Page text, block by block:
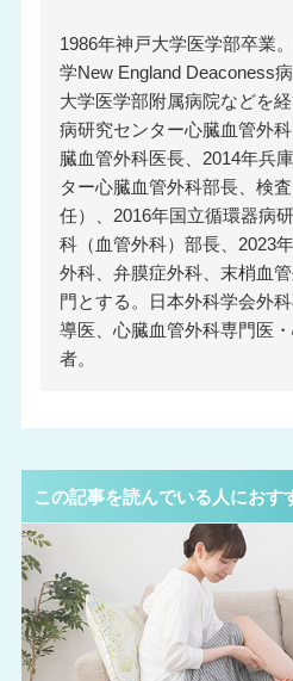
1986年神戸大学医学部卒業
学New England Deaconess
大学医学部附属病院などを
病研究センター心臓血管外
臓血管外科医長、2014年兵
ター心臓血管外科部長、検
任）、2016年国立循環器病
科（血管外科）部長、2023
外科、弁膜症外科、末梢血
門とする。日本外科学会外
導医、心臓血管外科専門医
者。
この記事を読んでいる人におす